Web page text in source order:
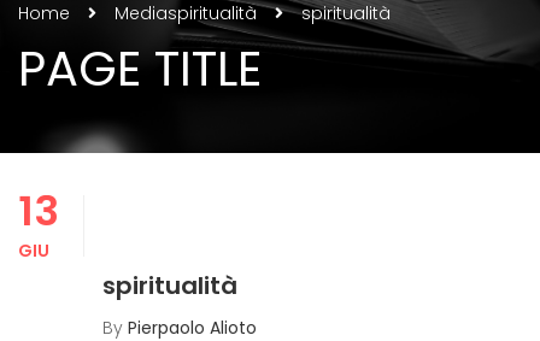
Home Mediaspiritualità spiritualità
PAGE TITLE
13
GIU
spiritualità
By Pierpaolo Alioto